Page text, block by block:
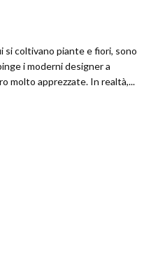
si coltivano piante e fiori, sono
i moderni designer a
molto apprezzate. In realtà,...